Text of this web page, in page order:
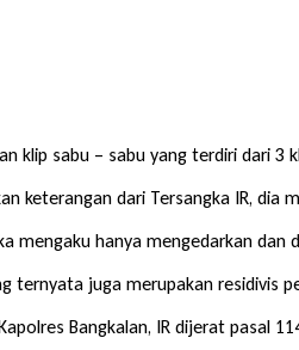
klip sabu – sabu yang terdiri dari 3
keterangan dari Tersangka IR, dia
mengaku hanya mengedarkan dan
ternyata juga merupakan residivis
Bangkalan, IR dijerat pasal